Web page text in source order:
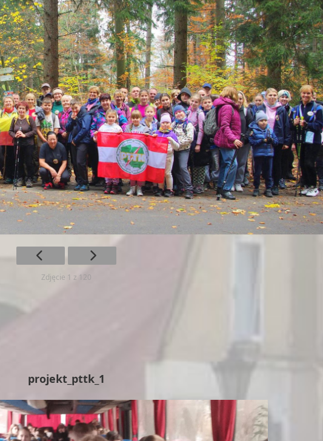
Zdjęcie 1 z 120
projekt_pttk_1